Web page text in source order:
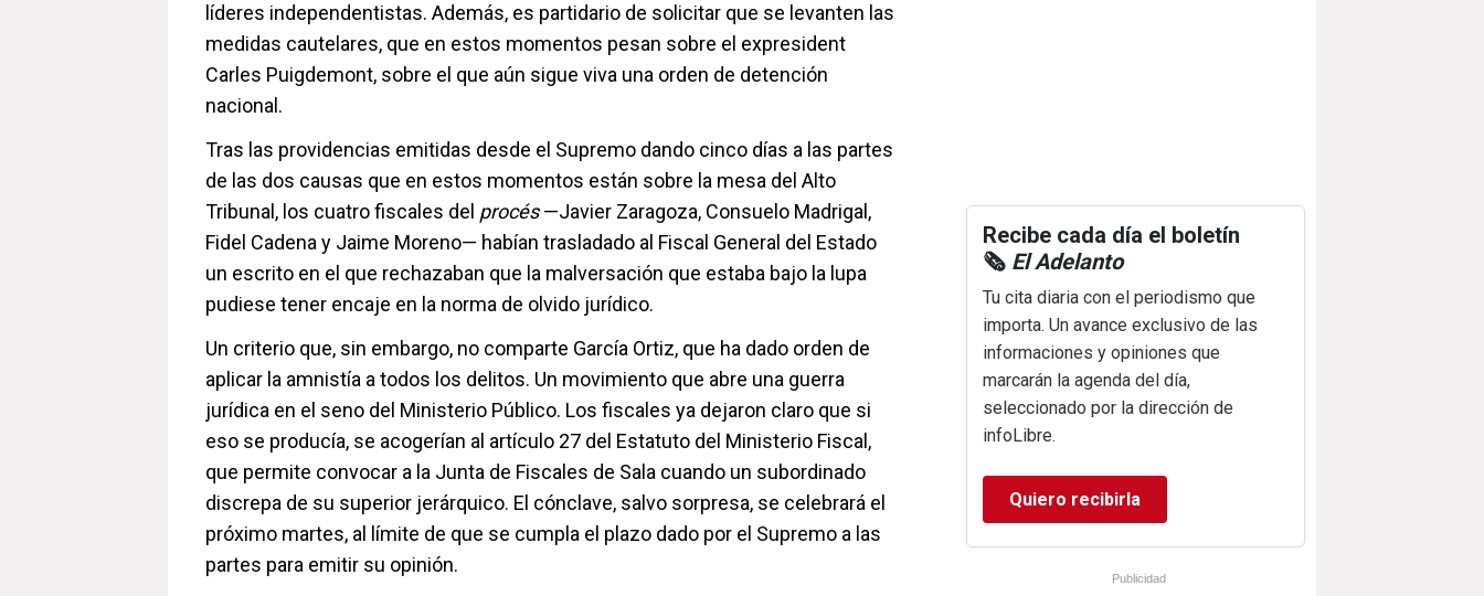
líderes independentistas. Además, es partidario de solicitar que se levanten las
medidas cautelares, que en estos momentos pesan sobre el expresident
Carles Puigdemont, sobre el que aún sigue viva una orden de detención
nacional.
Tras las providencias emitidas desde el Supremo dando cinco días a las partes
de las dos causas que en estos momentos están sobre la mesa del Alto
Tribunal, los cuatro fiscales del procés—Javier Zaragoza, Consuelo Madrigal,
Fidel Cadena y Jaime Moreno— habían trasladado al Fiscal General del Estado
un escrito en el que rechazaban que la malversación que estaba bajo la lupa
pudiese tener encaje en la norma de olvido jurídico.
Un criterio que, sin embargo, no comparte García Ortiz, que ha dado orden de
aplicar la amnistía a todos los delitos. Un movimiento que abre una guerra
jurídica en el seno del Ministerio Público. Los fiscales ya dejaron claro que si
eso se producía, se acogerían al artículo 27 del Estatuto del Ministerio Fiscal,
que permite convocar a la Junta de Fiscales de Sala cuando un subordinado
discrepa de su superior jerárquico. El cónclave, salvo sorpresa, se celebrará el
próximo martes, al límite de que se cumpla el plazo dado por el Supremo a las
partes para emitir su opinión.
Recibe cada día el boletín
🗞️ El Adelanto
Tu cita diaria con el periodismo que
importa. Un avance exclusivo de las
informaciones y opiniones que
marcarán la agenda del día,
seleccionado por la dirección de
infoLibre.
Quiero recibirla
Publicidad